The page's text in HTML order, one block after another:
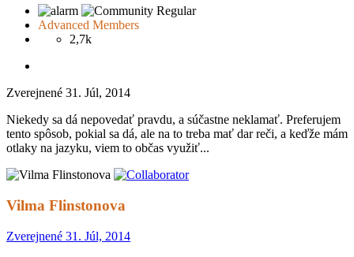
Advanced Members
2,7k
Zverejnené 31. Júl, 2014
Niekedy sa dá nepovedať pravdu, a súčastne neklamať. Preferujem
tento spôsob, pokial sa dá, ale na to treba mať dar reči, a keďže mám
otlaky na jazyku, viem to občas využiť...
Vilma Flinstonova
Zverejnené 31. Júl, 2014